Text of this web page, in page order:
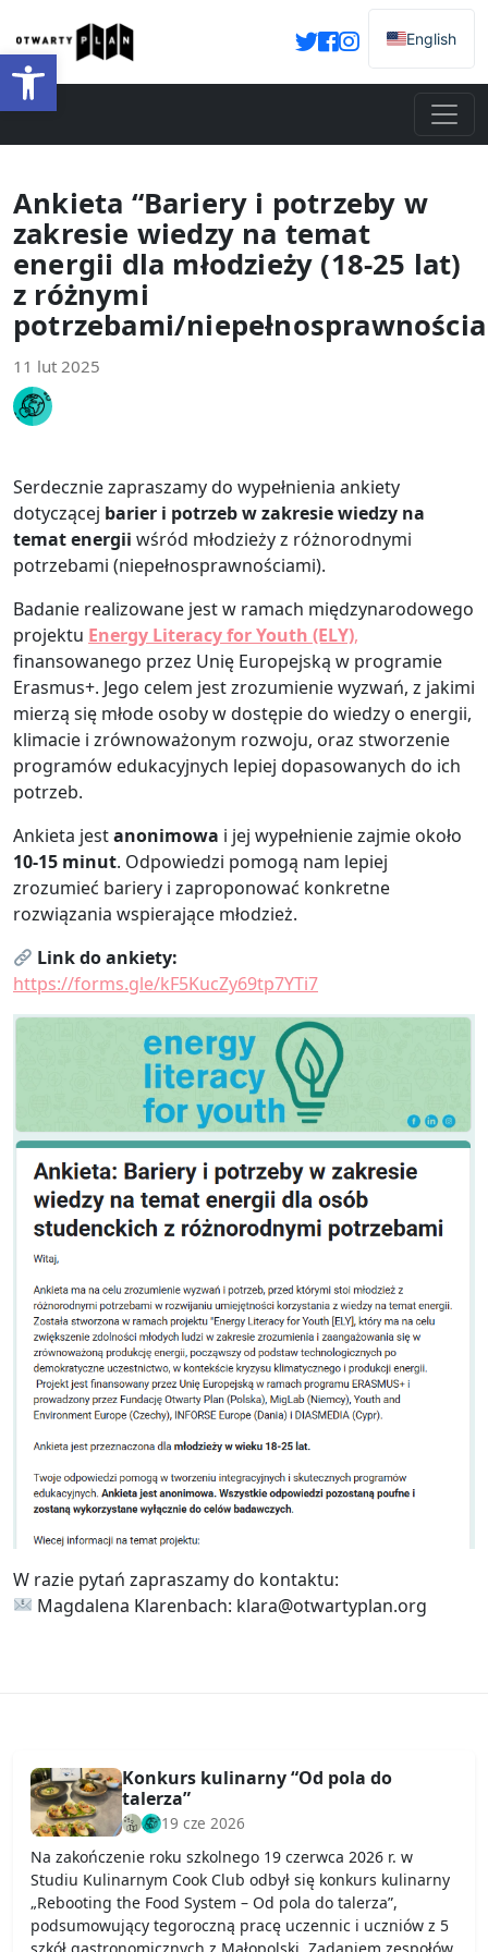
Otwórz pasek narzędzi
English
Ankieta “Bariery i potrzeby w
zakresie wiedzy na temat
energii dla młodzieży (18-25 lat)
z różnymi
potrzebami/
11 lut 2025
Serdecznie zapraszamy do wypełnienia ankiety
dotyczącej barier i potrzeb w zakresie wiedzy na
temat energii wśród młodzieży z różnorodnymi
potrzebami (niepełnosprawnościami).
Badanie realizowane jest w ramach międzynarodowego
projektu Energy Literacy for Youth (ELY),
finansowanego przez Unię Europejską w programie
Erasmus+. Jego celem jest zrozumienie wyzwań, z jakimi
mierzą się młode osoby w dostępie do wiedzy o energii,
klimacie i zrównoważonym rozwoju, oraz stworzenie
programów edukacyjnych lepiej dopasowanych do ich
potrzeb.
Ankieta jestanonimowa i jej wypełnienie zajmie około
10-15 minut. Odpowiedzi pomogą nam lepiej
zrozumieć bariery i zaproponować konkretne
rozwiązania wspierające młodzież.
Link do ankiety:
https://forms.gle/kF5KucZy69tp7YTi7
W razie pytań zapraszamy do kontaktu:
Magdalena Klarenbach: klara@otwartyplan.org
Konkurs kulinarny “Od pola do
talerza”
19 cze 2026
Na zakończenie roku szkolnego 19 czerwca 2026 r. w
Studiu Kulinarnym Cook Club odbył się konkurs kulinarny
„Rebooting the Food System – Od pola do talerza”,
podsumowujący tegoroczną pracę uczennic i uczniów z 5
szkół gastronomicznych z Małopolski. Zadaniem zespołów